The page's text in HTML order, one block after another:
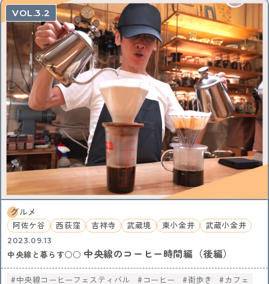
3.2
グルメ
阿佐ケ谷 西荻窪 吉祥寺 武蔵境 東小金井 武蔵小金井
2023.09.13
中央線と暮らす○○ 中央線のコーヒー時間編（後編）
中央線コーヒーフェスティバル コーヒー 街歩き
カフェ